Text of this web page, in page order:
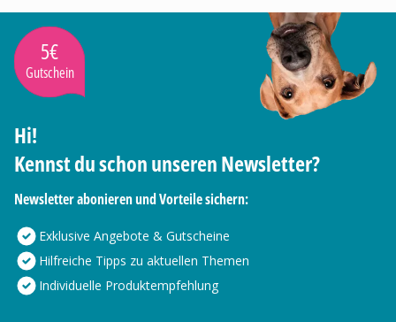
5€
Gutschein
Hi!
Kennst du schon unseren Newsletter?
Newsletter abonieren und Vorteile sichern:
Exklusive Angebote & Gutscheine
Hilfreiche Tipps zu aktuellen Themen
Individuelle Produktempfehlung